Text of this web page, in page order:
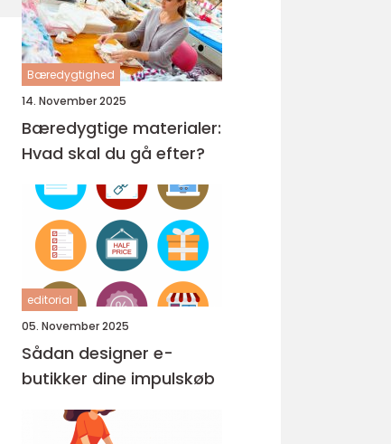
Bæredygtighed
14. November 2025
Bæredygtige materialer:
Hvad skal du gå efter?
editorial
05. November 2025
Sådan designer e-
butikker dine impulskøb